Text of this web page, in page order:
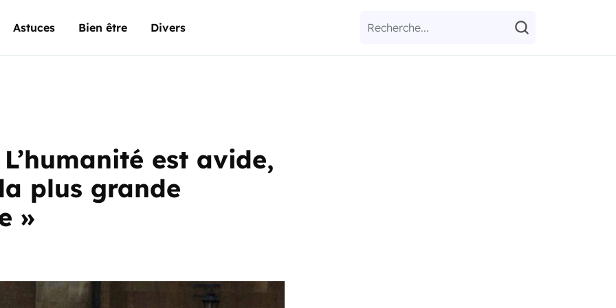
Astuces Bien être Divers
est avide,
plus grande
»